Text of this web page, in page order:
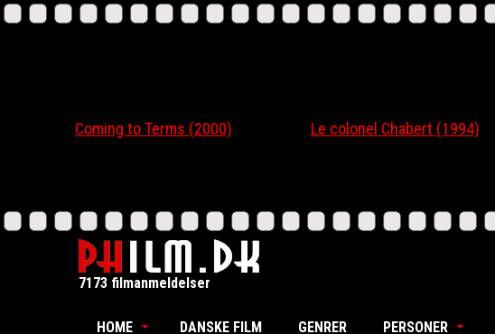
Coming to Terms (2000) Le colonel Chabert (1994)
7173 filmanmeldelser
HOME DANSKE FILM GENRER PERSONER